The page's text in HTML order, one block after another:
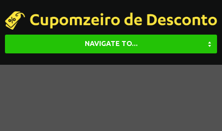
NAVIGATE TO...